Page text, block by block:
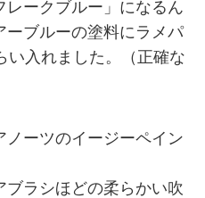
レークブルー」になるん
ーブルーの塗料にラメパ
い入れました。（正確な
ーツのイージーペイン
ブラシほどの柔らかい吹